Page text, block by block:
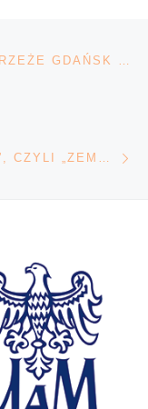
[GALERIA] PSŻ POZNAŃ – WYBRZEŻE GDAŃSK 27.04.2024